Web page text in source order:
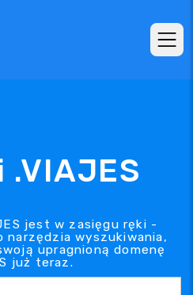
.VIAJES
jest w zasięgu ręki -
narzędzia wyszukiwania,
upragnioną domenę
już teraz.